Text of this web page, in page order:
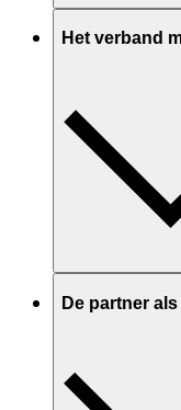
Het verband
De partner